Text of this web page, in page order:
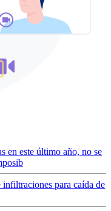
en este último año, no se
para caída de